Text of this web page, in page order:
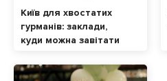
Київ для хвостатих
гурманів: заклади,
куди можна завітати
улюбленцем